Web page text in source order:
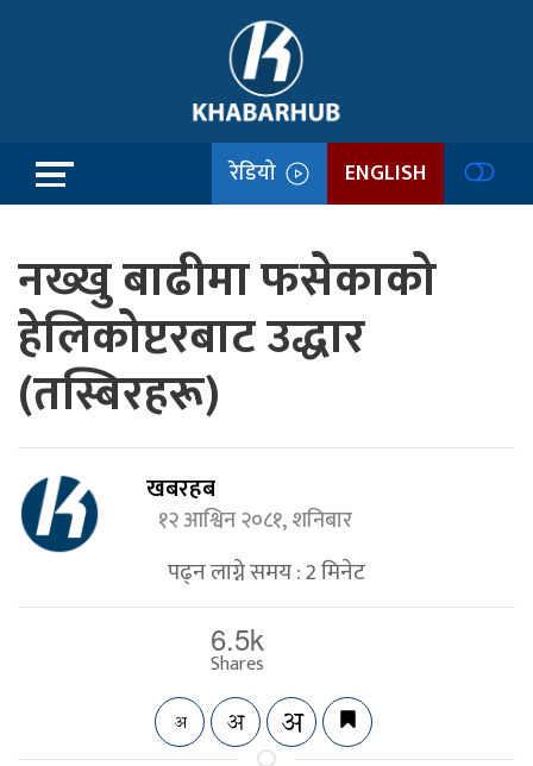
रेडियो ENGLISH
नख्खु बाढीमा फसेकाको
हेलिकोप्टरबाट उद्धार
(तस्बिरहरू)
खबरहब
१२ आश्विन २०८१, शनिबार
पढ्न लाग्ने समय :2मिनेट
6.5k
Shares